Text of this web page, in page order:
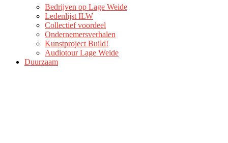
Bedrijven op Lage Weide
Ledenlijst ILW
Collectief voordeel
Ondernemersverhalen
Kunstproject Build!
Audiotour Lage Weide
Duurzaam